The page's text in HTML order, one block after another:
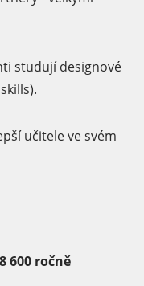
studují designové
učitele ve svém
600 ročně